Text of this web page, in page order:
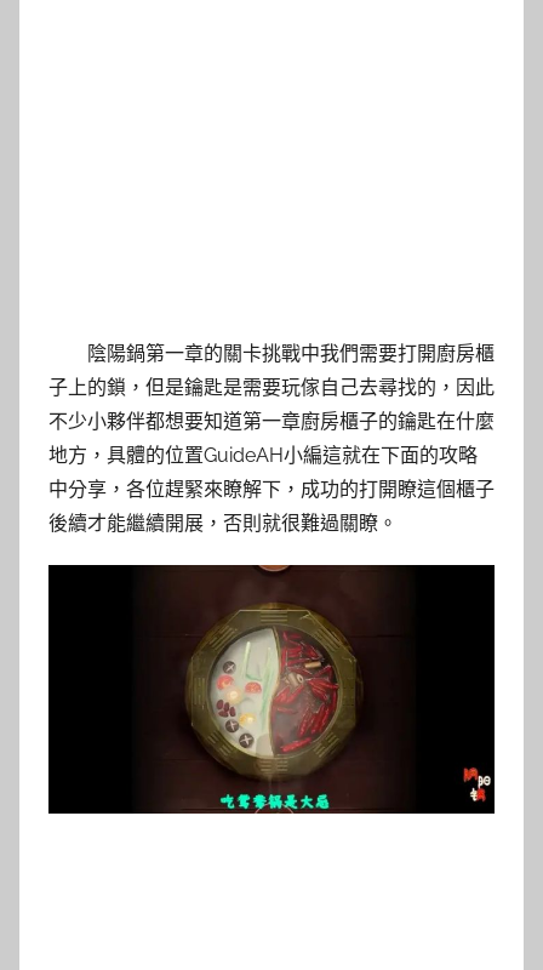
陰陽鍋第一章的關卡挑戰中我們需要打開廚房櫃
子上的鎖，但是鑰匙是需要玩傢自己去尋找的，因此
不少小夥伴都想要知道第一章廚房櫃子的鑰匙在什麼
地方，具體的位置GuideAH小編這就在下面的攻略
中分享，各位趕緊來瞭解下，成功的打開瞭這個櫃子
後續才能繼續開展，否則就很難過關瞭。